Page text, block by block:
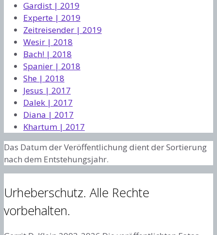
Gardist | 2019
Experte | 2019
Zeitreisender | 2019
Wesir | 2018
Bach! | 2018
Spanier | 2018
She | 2018
Jesus | 2017
Dalek | 2017
Diana | 2017
Khartum | 2017
Das Datum der Veröffentlichung dient der Sortierung
nach dem Entstehungsjahr.
Urheberschutz. Alle Rechte
vorbehalten.